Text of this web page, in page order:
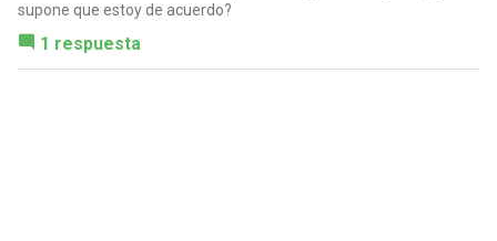
supone que estoy de acuerdo?
1 respuesta